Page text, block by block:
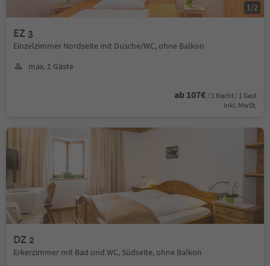
EZ 3
Einzelzimmer Nordseite mit Dusche/WC, ohne Balkon
max. 1 Gäste
ab 107€ / 1 Nacht / 1 Gast
Inkl. MwSt.
1 /2
DZ 2
Erkerzimmer mit Bad und WC, Südseite, ohne Balkon